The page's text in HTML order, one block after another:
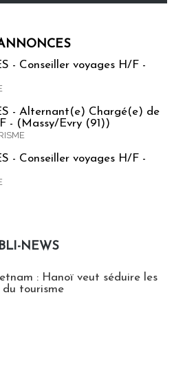
- Conseiller voyages H/F -
- Alternant(e) Chargé(e) de
- (Massy/Evry (91))
- Conseiller voyages H/F -
NEWS
: Hanoï veut séduire les
du tourisme